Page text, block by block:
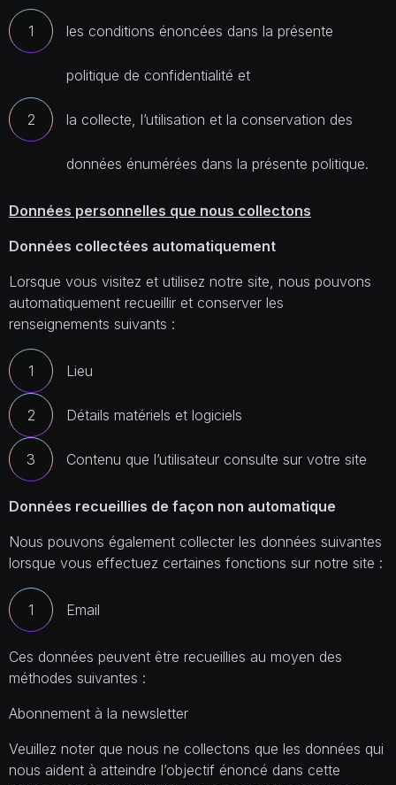
les conditions énoncées dans la présente
politique de confidentialité et
la collecte, l’utilisation et la conservation des
données énumérées dans la présente politique.
Données personnelles que nous collectons
Données collectées automatiquement
Lorsque vous visitez et utilisez notre site, nous pouvons
automatiquement recueillir et conserver les
renseignements suivants :
Lieu
Détails matériels et logiciels
Contenu que l’utilisateur consulte sur votre site
Données recueillies de façon non automatique
Nous pouvons également collecter les données suivantes
lorsque vous effectuez certaines fonctions sur notre site :
Email
Ces données peuvent être recueillies au moyen des
méthodes suivantes :
Abonnement à la newsletter
Veuillez noter que nous ne collectons que les données qui
nous aident à atteindre l’objectif énoncé dans cette